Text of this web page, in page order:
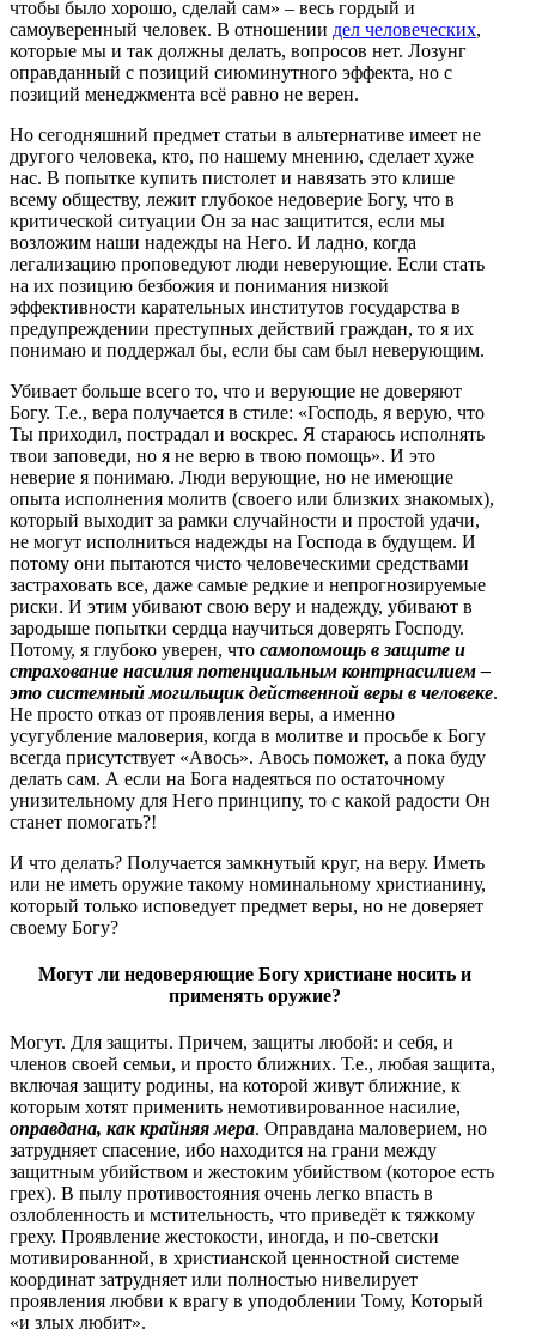
чтобы было хорошо, сделай сам» – весь гордый и
самоуверенный человек. В отношении дел человеческих,
которые мы и так должны делать, вопросов нет. Лозунг
оправданный с позиций сиюминутного эффекта, но с
позиций менеджмента всё равно не верен.
Но сегодняшний предмет статьи в альтернативе имеет не
другого человека, кто, по нашему мнению, сделает хуже
нас. В попытке купить пистолет и навязать это клише
всему обществу, лежит глубокое недоверие Богу, что в
критической ситуации Он за нас защитится, если мы
возложим наши надежды на Него. И ладно, когда
легализацию проповедуют люди неверующие. Если стать
на их позицию безбожия и понимания низкой
эффективности карательных институтов государства в
предупреждении преступных действий граждан, то я их
понимаю и поддержал бы, если бы сам был неверующим.
Убивает больше всего то, что и верующие не доверяют
Богу. Т.е., вера получается в стиле: «Господь, я верую, что
Ты приходил, пострадал и воскрес. Я стараюсь исполнять
твои заповеди, но я не верю в твою помощь». И это
неверие я понимаю. Люди верующие, но не имеющие
опыта исполнения молитв (своего или близких знакомых),
который выходит за рамки случайности и простой удачи,
не могут исполниться надежды на Господа в будущем. И
потому они пытаются чисто человеческими средствами
застраховать все, даже самые редкие и непрогнозируемые
риски. И этим убивают свою веру и надежду, убивают в
зародыше попытки сердца научиться доверять Господу.
Потому, я глубоко уверен, что самопомощь в защите и
страхование насилия потенциальным контрнасилием –
это системный могильщик действенной веры в человеке.
Не просто отказ от проявления веры, а именно
усугубление маловерия, когда в молитве и просьбе к Богу
всегда присутствует «Авось». Авось поможет, а пока буду
делать сам. А если на Бога надеяться по остаточному
унизительному для Него принципу, то с какой радости Он
станет помогать?!
И что делать? Получается замкнутый круг, на веру. Иметь
или не иметь оружие такому номинальному христианину,
который только исповедует предмет веры, но не доверяет
своему Богу?
Могут ли недоверяющие Богу христиане носить и
применять оружие?
Могут. Для защиты. Причем, защиты любой: и себя, и
членов своей семьи, и просто ближних. Т.е., любая защита,
включая защиту родины, на которой живут ближние, к
которым хотят применить немотивированное насилие,
оправдана, как крайняя мера. Оправдана маловерием, но
затрудняет спасение, ибо находится на грани между
защитным убийством и жестоким убийством (которое есть
грех). В пылу противостояния очень легко впасть в
озлобленность и мстительность, что приведёт к тяжкому
греху. Проявление жестокости, иногда, и по-светски
мотивированной, в христианской ценностной системе
координат затрудняет или полностью нивелирует
проявления любви к врагу в уподоблении Тому, Который
«и злых любит».